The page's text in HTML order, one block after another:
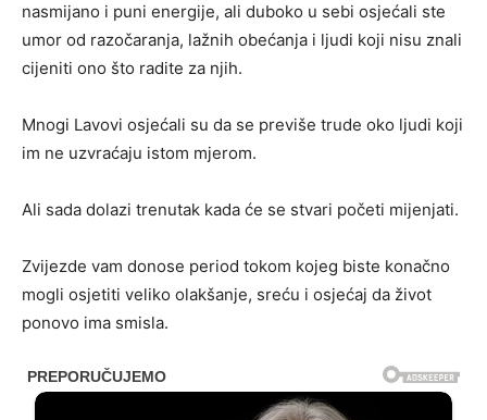
nasmijano i puni energije, ali duboko u sebi osjećali ste
umor od razočaranja, lažnih obećanja i ljudi koji nisu znali
cijeniti ono što radite za njih.
Mnogi Lavovi osjećali su da se previše trude oko ljudi koji
im ne uzvraćaju istom mjerom.
Ali sada dolazi trenutak kada će se stvari početi mijenjati.
Zvijezde vam donose period tokom kojeg biste konačno
mogli osjetiti veliko olakšanje, sreću i osjećaj da život
ponovo ima smisla.